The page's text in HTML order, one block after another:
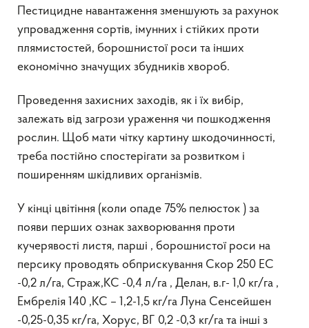
Пестицидне навантаження зменшують за рахунок
упровадження сортів, імунних і стійких проти
плямистостей, борошнистої роси та інших
економічно значущих збудників хвороб.
Проведення захисних заходів, як і їх вибір,
залежать від загрози ураження чи пошкодження
рослин. Щоб мати чітку картину шкодочинності,
треба постійно спостерігати за розвитком і
поширенням шкідливих організмів.
У кінці цвітіння (коли опаде 75% пелюсток ) за
появи перших ознак захворювання проти
кучерявості листя, парші , борошнистої роси на
персику проводять обприскування Скор 250 ЕС
-0,2 л/га, Страж,КС -0,4 л/га , Делан, в.г- 1,0 кг/га ,
Ембрелія 140 ,КС – 1,2-1,5 кг/га Луна Сенсейшен
-0,25-0,35 кг/га, Хорус, ВГ 0,2 -0,3 кг/га та інші з